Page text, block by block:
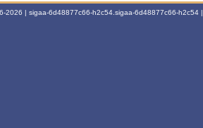
2026 | sigaa-6d48877c66-h2c54.sigaa-6d48877c66-h2c54 |